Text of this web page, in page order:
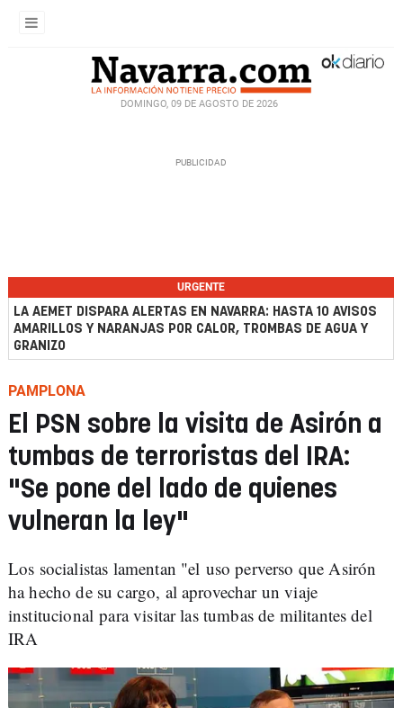
DOMINGO, 09 DE AGOSTO DE 2026
URGENTE
LA AEMET DISPARA ALERTAS EN NAVARRA: HASTA 10 AVISOS
AMARILLOS Y NARANJAS POR CALOR, TROMBAS DE AGUA Y
GRANIZO
PAMPLONA
El PSN sobre la visita de Asirón a
tumbas de terroristas del IRA:
"Se pone del lado de quienes
vulneran la ley"
Los socialistas lamentan "el uso perverso que Asirón
ha hecho de su cargo, al aprovechar un viaje
institucional para visitar las tumbas de militantes del
IRA